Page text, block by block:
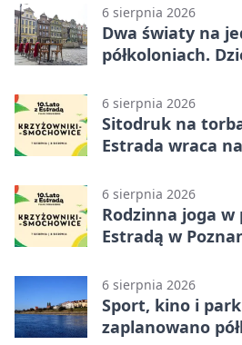
6 sierpnia 2026
Dwa światy na
półkoloniach.
6 sierpnia 2026
Sitodruk na
Estrada wraca
6 sierpnia 2026
Rodzinna joga
Estradą w
6 sierpnia 2026
Sport, kino i
zaplanowano